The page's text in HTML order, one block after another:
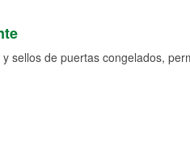
sellos de puertas congelados,